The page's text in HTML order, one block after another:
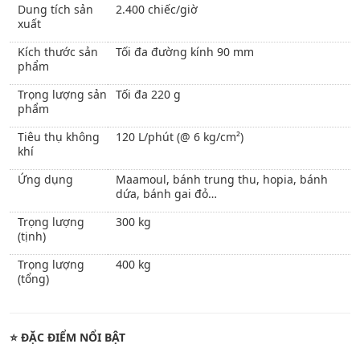
Dung tích sản
xuất
2.400 chiếc/giờ
Kích thước sản
phẩm
Tối đa đường kính 90 mm
Trọng lượng sản
phẩm
Tối đa 220 g
Tiêu thụ không
khí
120 L/phút (@ 6 kg/cm²)
Ứng dụng
Maamoul, bánh trung thu, hopia, bánh
dứa, bánh gai đỏ…
Trọng lượng
(tịnh)
300 kg
Trọng lượng
(tổng)
400 kg
⭐ĐẶC ĐIỂM NỔI BẬT